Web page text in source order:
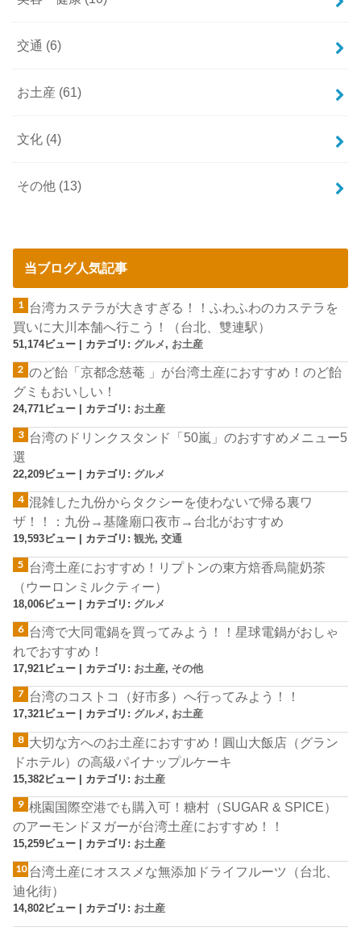
交通 (6)
お土産 (61)
文化 (4)
その他 (13)
当ブログ人気記事
台湾カステラが大きすぎる！！ふわふわのカステラを
買いに大川本舗へ行こう！（台北、雙連駅）
51,174ビュー カテゴリ: グルメ , お土産
のど飴「京都念慈菴 」が台湾土産におすすめ！のど飴
グミもおいしい！
24,771ビュー カテゴリ: お土産
台湾のドリンクスタンド「50嵐」のおすすめメニュー5
選
22,209ビュー カテゴリ: グルメ
混雑した九份からタクシーを使わないで帰る裏ワ
ザ！！：九份→基隆廟口夜市→台北がおすすめ
19,593ビュー カテゴリ:観光,交通
台湾土産におすすめ！リプトンの東方焙香烏龍奶茶
（ウーロンミルクティー）
18,006ビュー | カテゴリ: グルメ
台湾で大同電鍋を買ってみよう！！星球電鍋がおしゃ
れでおすすめ！
17,921ビュー カテゴリ: お土産, その他
台湾のコストコ（好市多）へ行ってみよう！！
17,321ビュー カテゴリ: グルメ , お土産
大切な方へのお土産におすすめ！圓山大飯店（グラン
ドホテル）の高級パイナップルケーキ
15,382ビュー | カテゴリ: お土産
桃園国際空港でも購入可！糖村（SUGAR & SPICE）
のアーモンドヌガーが台湾土産におすすめ！！
15,259ビュー カテゴリ: お土産
台湾土産にオススメな無添加ドライフルーツ（台北、
迪化街）
14,802ビュー カテゴリ: お土産